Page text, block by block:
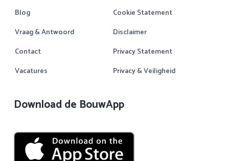
Blog
Vraag & Antwoord
Contact
Vacatures
Cookie Statement
Disclaimer
Privacy Statement
Privacy & Veiligheid
Download de BouwApp